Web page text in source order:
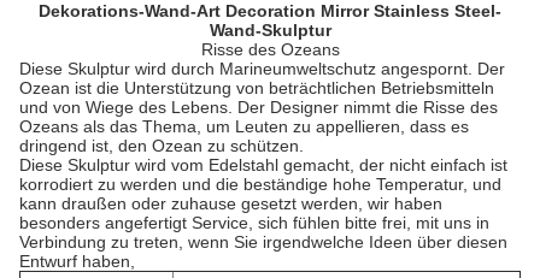
Dekorations-Wand-Art Decoration Mirror Stainless Steel-
Wand-Skulptur
Risse des Ozeans
Diese Skulptur wird durch Marineumweltschutz angespornt. Der
Ozean ist die Unterstützung von beträchtlichen Betriebsmitteln
und von Wiege des Lebens. Der Designer nimmt die Risse des
Ozeans als das Thema, um Leuten zu appellieren, dass es
dringend ist, den Ozean zu schützen
Diese Skulptur wird vom Edelstahl gemacht, der nicht einfach ist
korrodiert zu werden und die beständige hohe Temperatur, und
kann draußen oder zuhause gesetzt werden, wir haben
besonders angefertigt Service, sich fühlen bitte frei, mit uns in
Verbindung zu treten, wenn Sie irgendwelche Ideen über diesen
Entwurf haben,